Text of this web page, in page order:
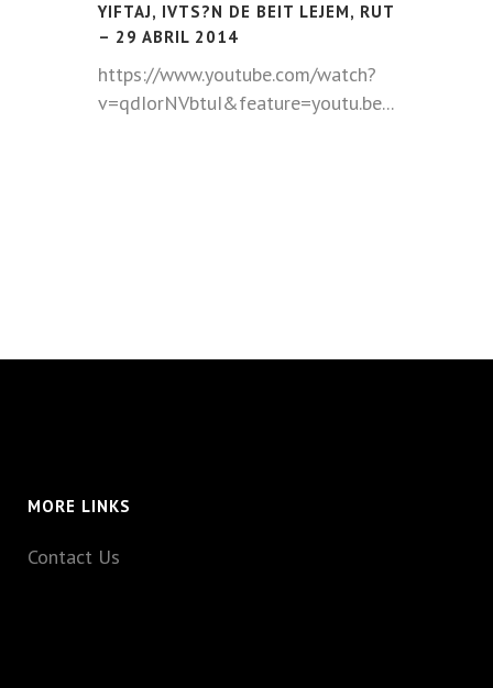
YIFTAJ, IVTS?N DE BEIT LEJEM, RUT
– 29 ABRIL 2014
https://www.youtube.com/watch?
v=qdIorNVbtuI&feature=youtu.be...
MORE LINKS
Contact Us